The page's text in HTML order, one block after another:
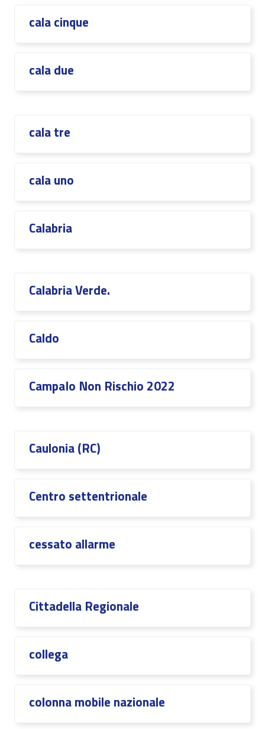
cala cinque
cala due
cala tre
cala uno
Calabria
Calabria Verde.
Caldo
CampaIo Non Rischio 2022
Caulonia (RC)
Centro settentrionale
cessato allarme
Cittadella Regionale
collega
colonna mobile nazionale